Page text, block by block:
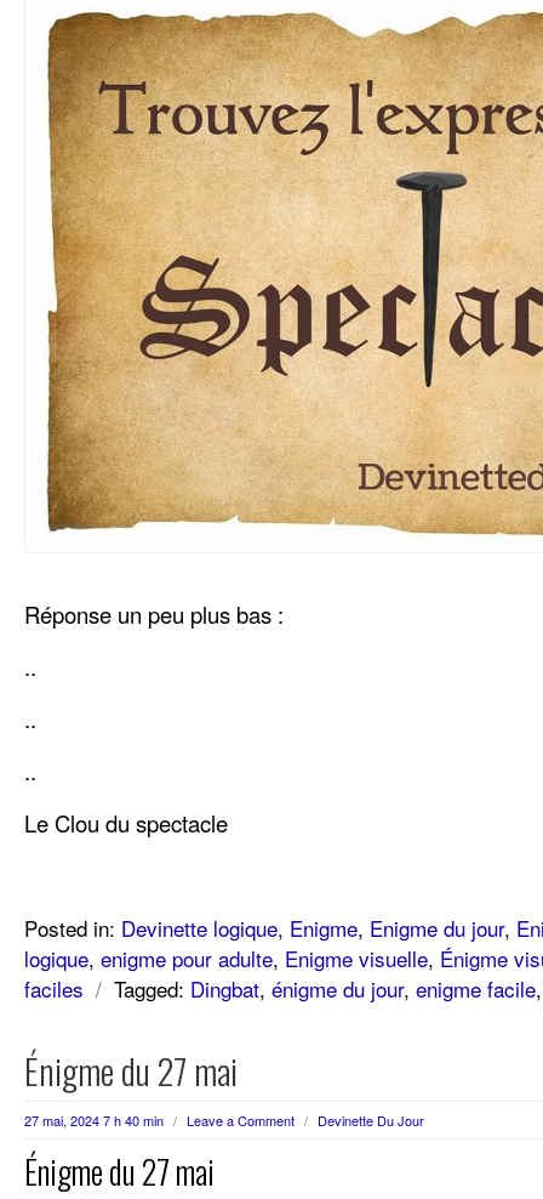
Réponse un peu plus bas :
..
..
..
Le Clou du spectacle
Posted in: Devinette logique, Enigme, Enigme du jour,
logique, enigme pour adulte, Enigme visuelle, Énigme
faciles / Tagged: Dingbat, énigme du jour, enigme facile
Énigme du 27 mai
27 mai, 2024 7 h 40 min / Leave a Comment / Devinette Du Jour
Énigme du 27 mai